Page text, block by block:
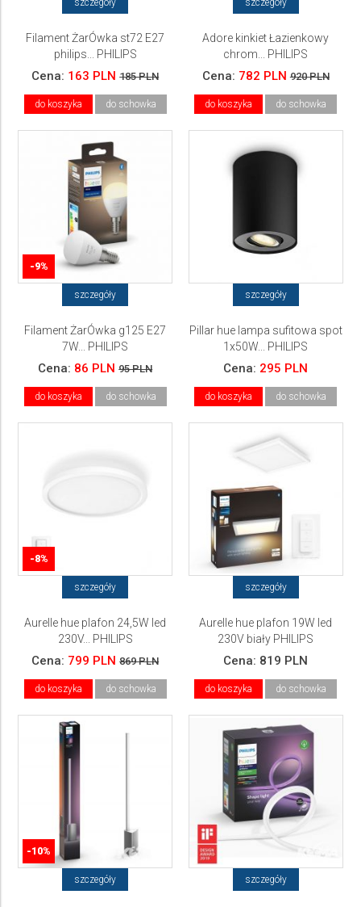
szczegóły
Filament ŻarÓwka st72 E27
philips... PHILIPS
Cena: 163 PLN 185 PLN
do koszyka do schowka
szczegóły
Adore kinkiet Łazienkowy
chrom... PHILIPS
Cena: 782 PLN 920 PLN
do koszyka do schowka
-9%
szczegóły
Filament ŻarÓwka g125 E27
7W... PHILIPS
Cena: 86 PLN 95 PLN
do koszyka do schowka
szczegóły
Pillar hue lampa sufitowa spot
1x50W... PHILIPS
Cena: 295 PLN
do koszyka do schowka
-8%
szczegóły
Aurelle hue plafon 24,5W led
230V... PHILIPS
Cena: 799 PLN 869 PLN
do koszyka do schowka
szczegóły
Aurelle hue plafon 19W led
230V biały PHILIPS
Cena: 819 PLN
do koszyka do schowka
-10%
szczegóły szczegóły